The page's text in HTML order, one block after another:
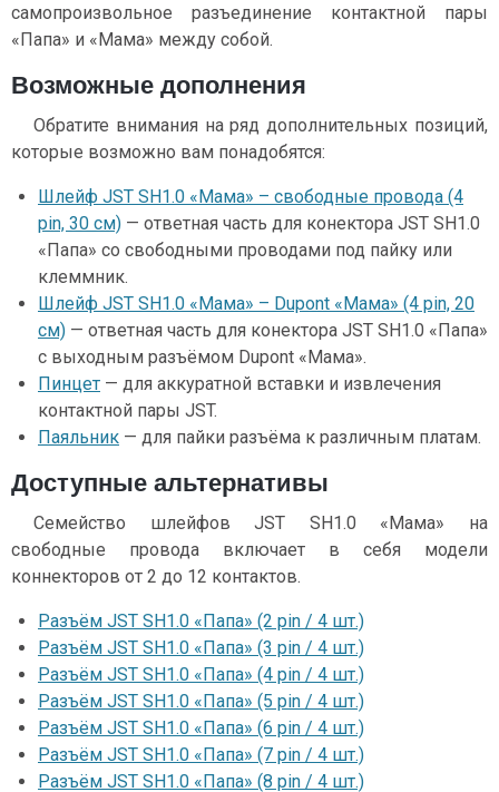
самопроизвольное разъединение контактной пары
«Папа» и «Мама» между собой.
Возможные дополнения
Обратите внимания на ряд дополнительных позиций,
которые возможно вам понадобятся:
Шлейф JST SH1.0 «Мама» – свободные провода (4
pin, 30 см) — ответная часть для конектора JST SH1.0
«Папа» со свободными проводами под пайку или
клеммник.
Шлейф JST SH1.0 «Мама» – Dupont «Мама» (4 pin, 20
см) — ответная часть для конектора JST SH1.0 «Папа»
с выходным разъёмом Dupont «Мама».
Пинцет — для аккуратной вставки и извлечения
контактной пары JST.
Паяльник — для пайки разъёма к различным платам.
Доступные альтернативы
Семейство шлейфов JST SH1.0 «Мама» на
свободные провода включает в себя модели
коннекторов от 2 до 12 контактов.
Разъём JST SH1.0 «Папа» (2 pin / 4 шт.)
Разъём JST SH1.0 «Папа» (3 pin / 4 шт.)
Разъём JST SH1.0 «Папа» (4 pin / 4 шт.)
Разъём JST SH1.0 «Папа» (5 pin / 4 шт.)
Разъём JST SH1.0 «Папа» (6 pin / 4 шт.)
Разъём JST SH1.0 «Папа» (7 pin / 4 шт.)
Разъём JST SH1.0 «Папа» (8 pin / 4 шт.)